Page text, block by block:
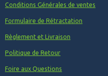
Conditions Générales de ventes
Formulaire de Rétractation
Règlement et Livraison
Politique de Retour
Foire aux Questions